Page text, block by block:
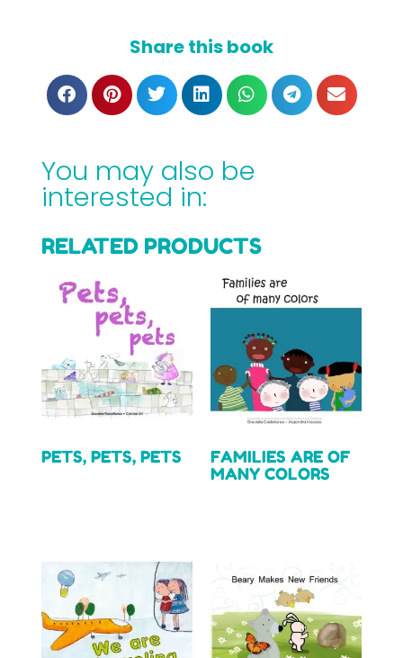
Share this book
You may also be
interested in:
RELATED PRODUCTS
PETS, PETS, PETS
FAMILIES ARE OF
MANY COLORS